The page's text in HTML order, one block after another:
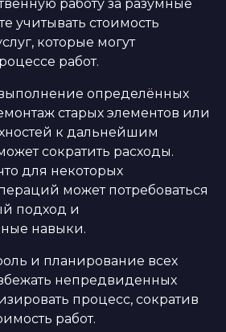
работу за разумные
учитывать стоимость
которые могут
работ.
определённых
старых элементов или
к дальнейшим
сократить расходы.
для некоторых
может потребоваться
подход и
навыки.
и планирование всех
непредвиденных
процесс, сократив
работ.